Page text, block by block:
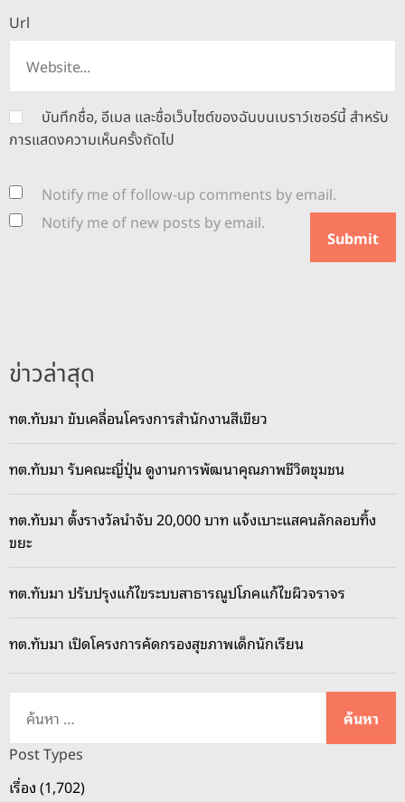
Url
บันทึกชื่อ, อีเมล และชื่อเว็บไซต์ของฉันบนเบราว์เซอร์นี้ สำหรับ
การแสดงความเห็นครั้งถัดไป
Notify me of follow-up comments by email.
Notify me of new posts by email.
ข่าวล่าสุด
ทต.ทับมา ขับเคลื่อนโครงการสำนักงานสีเขียว
ทต.ทับมา รับคณะญี่ปุ่น ดูงานการพัฒนาคุณภาพชีวิตชุมชน
ทต.ทับมา ตั้งรางวัลนำจับ 20,000 บาท แจ้งเบาะแสคนลักลอบทิ้ง
ขยะ
ทต.ทับมา ปรับปรุงแก้ไขระบบสาธารณูปโภคแก้ไขผิวจราจร
ทต.ทับมา เปิดโครงการคัดกรองสุขภาพเด็กนักเรียน
ห
สำ
Post Types
เรื่อง (1,702)